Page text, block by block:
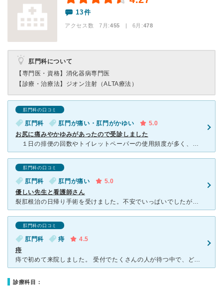
13件
アクセス数 7月:455 | 6月:478
肛門科について
【専門医・資格】 消化器病専門医
【診療・治療法】 ジオン注射（ALTA療法）
肛門科の口コミ
肛門科 肛門が痛い・肛門がかゆい
5.0
お尻に痛みやかゆみがあったので受診しました
１日の排便の回数やトイレットペーパーの使用頻度が多く、アトピー性皮膚炎を患っているのでお尻が痛くなったりかゆくなったりしました。 我慢できなかったので、自宅から車で通えるということで受診しました
肛門科の口コミ
肛門科 肛門が痛い
5.0
優しい先生と看護師さん
裂肛根治の日帰り手術を受けました。不安でいっぱいでしたが先生がとても優しく親身になってくださり、忙しくてもちゃんと時間をかけて話を聞き、丁寧に診察してくれて、不安を取り除いてくれました。看護師さんも皆
肛門科の口コミ
肛門科 痔
4.5
痔
痔で初めて来院しました。 受付でたくさんの人が待つ中で、どうされました？と聞かれて答えるのが恥ずかしかったです。 平日にも関わらず混んでおり待ち時間はかなり長かったです。 先生はテキパキしててわ
診療科目：